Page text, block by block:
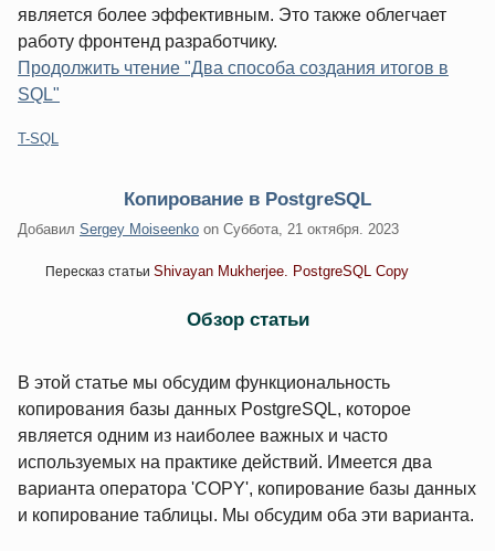
является более эффективным. Это также облегчает
работу фронтенд разработчику.
Продолжить чтение "Два способа создания итогов в
SQL"
Категории:
T-SQL
Копирование в PostgreSQL
Добавил Sergey Moiseenko on Суббота, 21 октября. 2023
Пересказ статьи Shivayan Mukherjee. PostgreSQL Copy
Обзор статьи
В этой статье мы обсудим функциональность
копирования базы данных PostgreSQL, которое
является одним из наиболее важных и часто
используемых на практике действий. Имеется два
варианта оператора 'COPY', копирование базы данных
и копирование таблицы. Мы обсудим оба эти варианта.